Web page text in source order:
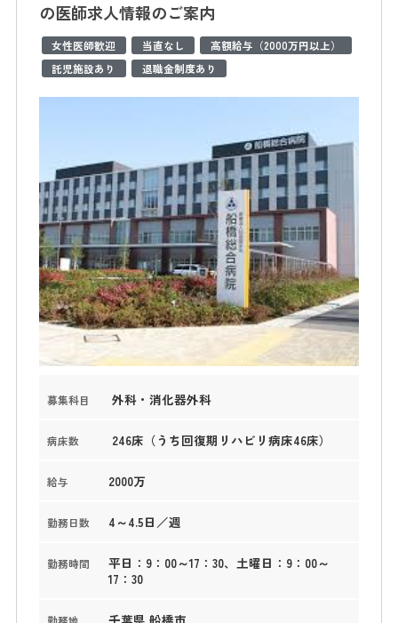
の医師求人情報のご案内
女性医師歓迎 当直なし
高額給与（2000万円以上）
託児施設あり
退職金制度あり
募集科目 外科・消化器外科
病床数 246床（うち回復期リハビリ病床46床）
給与 2000万
勤務日数 4～4.5日／週
勤務時間
平日：9：00～17：30、土曜日：9：00～
17：30